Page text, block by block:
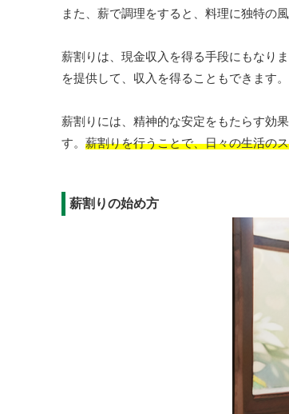
また、薪で調理をすると、料理に独特の
薪割りは、現金収入を得る手段にもなりま
を提供して、収入を得ることもできます。
薪割りには、精神的な安定をもたらす効
す。 薪割りを行うことで、日々の生活の
薪割りの始め方